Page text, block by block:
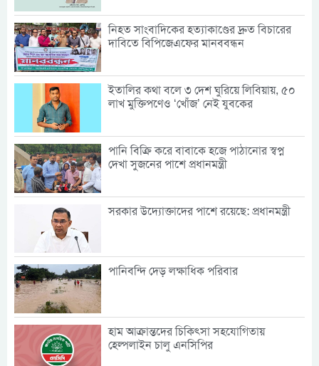
নিহত সাংবাদিকের হত্যাকাণ্ডের দ্রুত বিচারের
দাবিতে বিপিজেএফের মানববন্ধন
ইতালির কথা বলে ৩ দেশ ঘুরিয়ে লিবিয়ায়, ৫০
লাখ মুক্তিপণেও ‘খোঁজ’ নেই যুবকের
পানি বিক্রি করে বাবাকে হজে পাঠানোর স্বপ্ন
দেখা সুজনের পাশে প্রধানমন্ত্রী
সরকার উদ্যোক্তাদের পাশে রয়েছে: প্রধানমন্ত্রী
পানিবন্দি দেড় লক্ষাধিক পরিবার
হাম আক্রান্তদের চিকিৎসা সহযোগিতায়
হেল্পলাইন চালু এনসিপির